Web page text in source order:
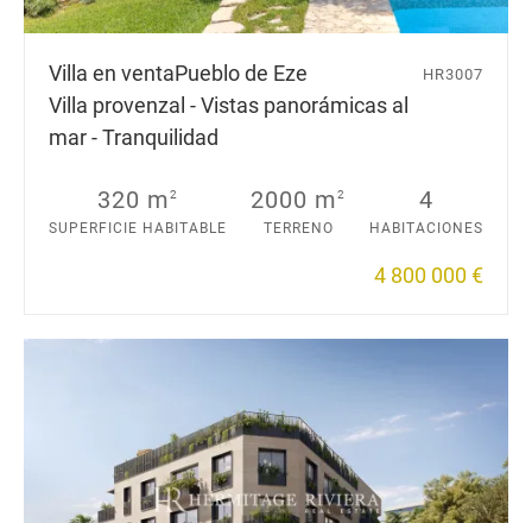
Villa en ventaPueblo de Eze
Villa provenzal - Vistas panorámicas al
mar - Tranquilidad
HR3007
320 m2
SUPERFICIE HABITABLE
2000 m2
TERRENO
4
HABITACIONES
4 800 000 €